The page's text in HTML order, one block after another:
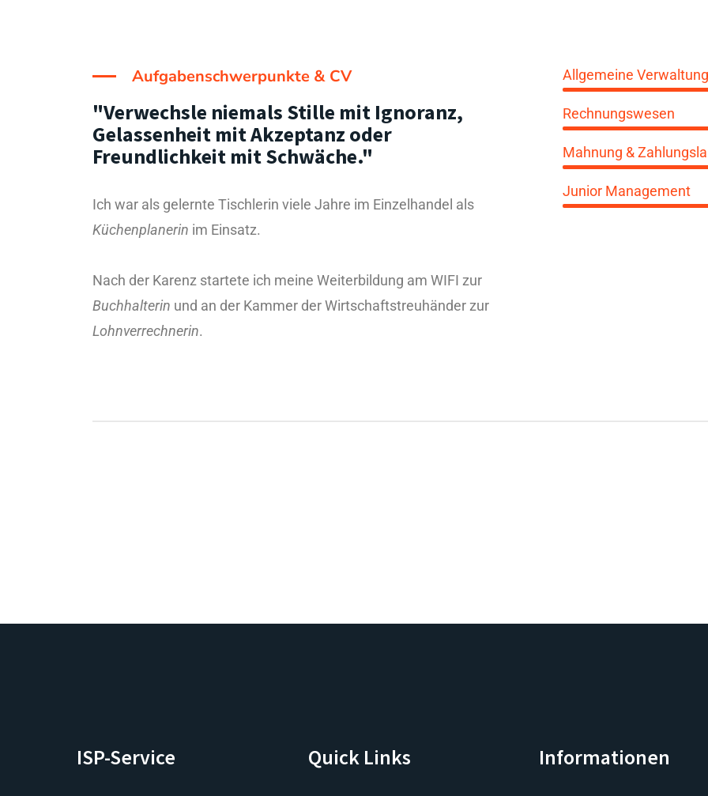
Aufgabenschwerpunkte & CV
"Verwechsle niemals Stille mit Ignoranz,
Gelassenheit mit Akzeptanz oder
Freundlichkeit mit Schwäche."
Ich war als gelernte Tischlerin viele Jahre im Einzelhandel als
Küchenplanerin im Einsatz.
Nach der Karenz startete ich meine Weiterbildung am WIFI zur
Buchhalterin und an der Kammer der Wirtschaftstreuhänder zur
Lohnverrechnerin.
Allgemeine
Rechnungswesen
Mahnung &
Junior Management
ISP-Service Quick Links Informationen